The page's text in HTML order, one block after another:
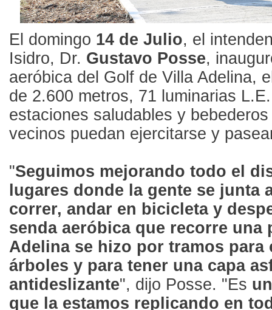
El domingo 14 de Julio, el
Isidro, Dr. Gustavo Posse,
aeróbica del Golf de Villa Adelina,
de 2.600 metros, 71 luminarias
estaciones saludables y
vecinos puedan ejercitarse y
"Seguimos mejorando todo el
lugares donde la gente se junta
correr, andar en bicicleta y
senda aeróbica que recorre una
Adelina se hizo por tramos para
árboles y para tener una capa
antideslizante", dijo Posse. "Es
que la estamos replicando en